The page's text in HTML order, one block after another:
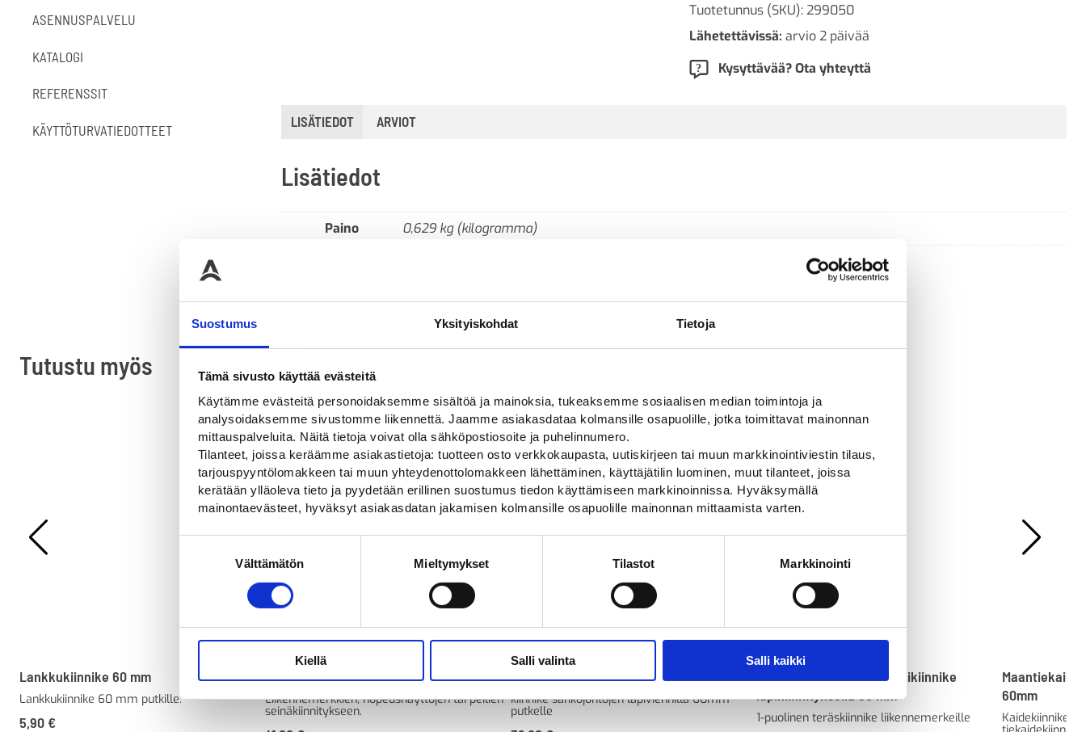
Suostumus Yksityiskohdat Tietoja
Tämä sivusto käyttää evästeitä
Käytämme evästeitä personoidaksemme sisältöä ja mainoksia, tukeaksemme sosiaalisen median toimintoja ja
analysoidaksemme sivustomme liikennettä. Jaamme asiakasdataa kolmansille osapuolille, jotka toimittavat mainonnan
mittauspalveluita. Näitä tietoja voivat olla sähköpostiosoite ja puhelinnumero.
Tilanteet, joissa keräämme asiakastietoja: tuotteen osto verkkokaupasta, uutiskirjeen tai muun markkinointiviestin tilaus,
tarjouspyyntölomakkeen tai muun yhteydenottolomakkeen lähettäminen, käyttäjätilin luominen, muut tilanteet, joissa
kerätään ylläoleva tieto ja pyydetään erillinen suostumus tiedon käyttämiseen markkinoinnissa. Hyväksymällä
mainontaevästeet, hyväksyt asiakasdatan jakamisen kolmansille osapuolille mainonnan mittaamista varten.
Välttämätön Mieltymykset Tilastot Markkinointi
Kiellä Salli valinta Salli kaikki
ASENNUSPALVELU
KATALOGI
REFERENSSIT
KÄYTTÖTURVATIEDOTTEET
Tuotetunnus (SKU): 299050
Lähetettävissä:arvio 2 päivää
Kysyttävää? Ota yhteyttä
LISÄTIEDOT ARVIOT
Lisätiedot
Paino 0,629 kg (kilogramma)
Tutustu myös
Lankkukiinnike 60 mm
Lankkukiinnike 60 mm putkille.
5,90 €
Seinäkiinnike L-haara 60mm
Liikennemerkkien, nopeusnäyttöjen tai peilien
seinäkiinnitykseen.
Seinä- tai pintakiinnike
kiinnike sähköjohtojen läpiviennillä 60mm
putkelle
Teräksinen liikennemerkkikiinnike
läpikiinnityksellä 90 mm
1-puolinen teräskiinnike liikennemerkeille
60mm
Kaidekiinnike